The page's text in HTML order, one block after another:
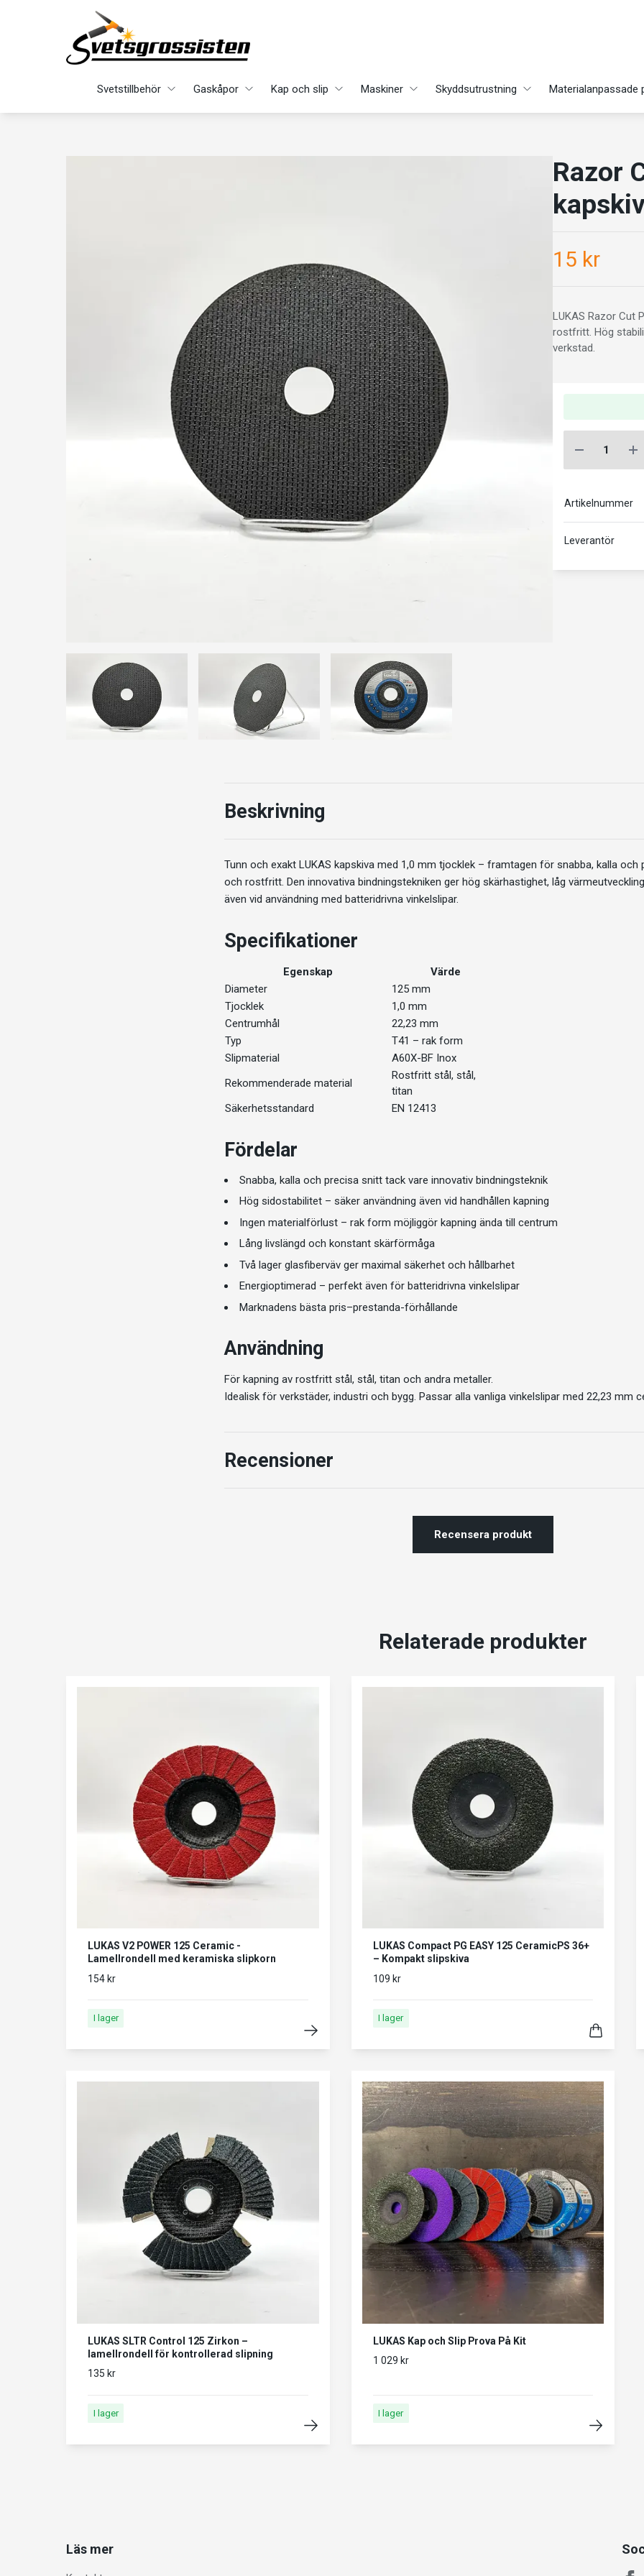
Svetstillbehör Gaskåpor Kap och slip Maskiner Skyddsutrustning Materialanpassade
Razor
15 kr
LUKAS Razor Cut
rostfritt. Hög
verkstad.
Artikelnummer
Leverantör
Beskrivning
Tunn och exakt LUKAS kapskiva med 1,0 mm tjocklek – framtagen för snabba, kalla och
och rostfritt. Den innovativa bindningstekniken ger hög skärhastighet, låg
även vid användning med batteridrivna vinkelslipar.
Specifikationer
Egenskap
Värde
Diameter
125 mm
Tjocklek
1,0 mm
Centrumhål
22,23 mm
Typ
T41 – rak form
Slipmaterial
A60X-BF Inox
Rekommenderade material
Rostfritt stål, stål,
titan
Säkerhetsstandard
EN 12413
Fördelar
Snabba, kalla och precisa snitt tack vare innovativ bindningsteknik
Hög sidostabilitet – säker användning även vid handhållen kapning
Ingen materialförlust – rak form möjliggör kapning ända till centrum
Lång livslängd och konstant skärförmåga
Två lager glasfiberväv ger maximal säkerhet och hållbarhet
Energioptimerad – perfekt även för batteridrivna vinkelslipar
Marknadens bästa pris–prestanda-förhållande
Användning
För kapning av rostfritt stål, stål, titan och andra metaller.
Idealisk för verkstäder, industri och bygg. Passar alla vanliga vinkelslipar med 22,23 mm
Recensioner
Recensera produkt
Relaterade produkter
LUKAS V2 POWER 125 Ceramic -
Lamellrondell med keramiska slipkorn
154 kr
I lager
LUKAS Compact PG EASY 125 CeramicPS 36+
– Kompakt slipskiva
109 kr
I lager
LUKAS SLTR Control 125 Zirkon –
lamellrondell för kontrollerad slipning
135 kr
I lager
LUKAS Kap och Slip Prova På Kit
1 029 kr
I lager
Läs mer